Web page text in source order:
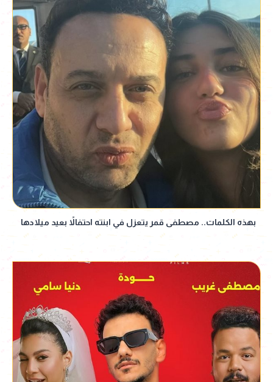
بهذه الكلمات.. مصطفى قمر يتعزل في ابنته احتفالاً بعيد ميلادها